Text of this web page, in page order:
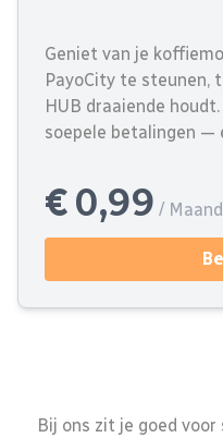
Geniet van je
PayoCity te steunen,
HUB draaiende
soepele betalingen —
€ 0,99 /
Bij ons zit je goed